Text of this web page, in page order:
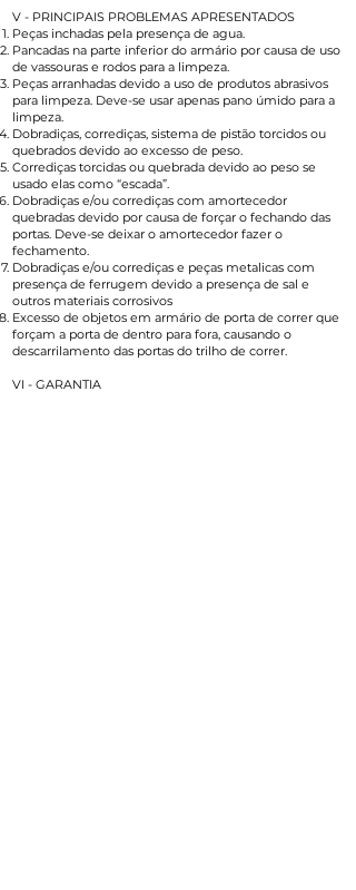
V - PRINCIPAIS PROBLEMAS APRESENTADOS
Peças inchadas pela presença de agua.
Pancadas na parte inferior do armário por causa de uso
de vassouras e rodos para a limpeza.
Peças arranhadas devido a uso de produtos abrasivos
para limpeza. Deve-se usar apenas pano úmido para a
limpeza.
Dobradiças, corrediças, sistema de pistão torcidos ou
quebrados devido ao excesso de peso.
Corrediças torcidas ou quebrada devido ao peso se
usado elas como “escada”.
Dobradiças e/ou corrediças com amortecedor
quebradas devido por causa de forçar o fechando das
portas. Deve-se deixar o amortecedor fazer o
fechamento.
Dobradiças e/ou corrediças e peças metalicas com
presença de ferrugem devido a presença de sal e
outros materiais corrosivos
Excesso de objetos em armário de porta de correr que
forçam a porta de dentro para fora, causando o
descarrilamento das portas do trilho de correr.
VI - GARANTIA